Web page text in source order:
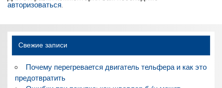
авторизоваться.
Свежие записи
Почему перегревается двигатель тельфера и как это
предотвратить